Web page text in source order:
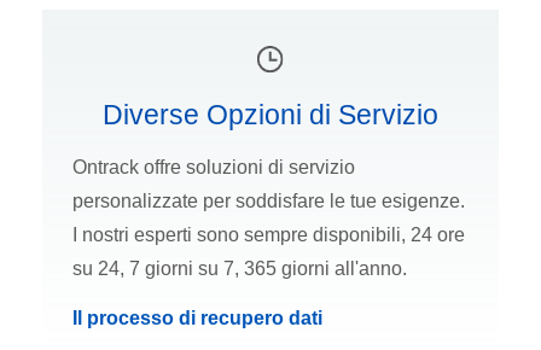
Diverse Opzioni di Servizio
Ontrack offre soluzioni di servizio
personalizzate per soddisfare le tue esigenze.
I nostri esperti sono sempre disponibili, 24 ore
su 24, 7 giorni su 7, 365 giorni all'anno.
Il processo di recupero dati